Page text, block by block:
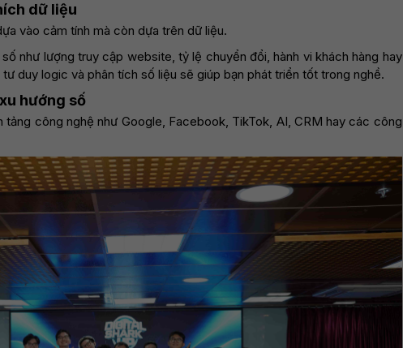
dữ liệu
vào cảm tính mà còn dựa trên dữ liệu.
như lượng truy cập website, tỷ lệ chuyển đổi, hành vi khách hàng hay
duy logic và phân tích số liệu sẽ giúp bạn phát triển tốt trong nghề.
hướng số
tảng công nghệ như Google, Facebook, TikTok, AI, CRM hay các công